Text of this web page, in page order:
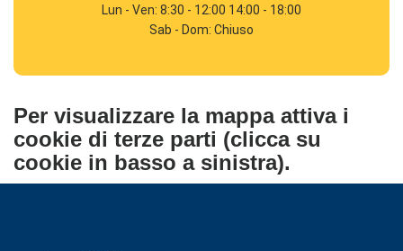
Lun - Ven: 8:30 - 12:00 14:00 - 18:00
Sab - Dom: Chiuso
Per visualizzare la mappa attiva i
cookie di terze parti (clicca su
cookie in basso a sinistra).